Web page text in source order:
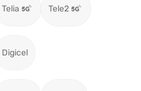
Telia Tele2
Digicel